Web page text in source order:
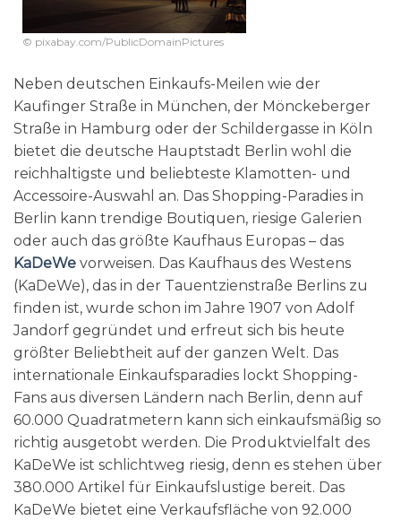
© pixabay.com/PublicDomainPictures
Neben deutschen Einkaufs-Meilen wie der
Kaufinger Straße in München, der Mönckeberger
Straße in Hamburg oder der Schildergasse in Köln
bietet die deutsche Hauptstadt Berlin wohl die
reichhaltigste und beliebteste Klamotten- und
Accessoire-Auswahl an. Das Shopping-Paradies in
Berlin kann trendige Boutiquen, riesige Galerien
oder auch das größte Kaufhaus Europas – das
KaDeWe vorweisen. Das Kaufhaus des Westens
(KaDeWe), das in der Tauentzienstraße Berlins zu
finden ist, wurde schon im Jahre 1907 von Adolf
Jandorf gegründet und erfreut sich bis heute
größter Beliebtheit auf der ganzen Welt. Das
internationale Einkaufsparadies lockt Shopping-
Fans aus diversen Ländern nach Berlin, denn auf
60.000 Quadratmetern kann sich einkaufsmäßig so
richtig ausgetobt werden. Die Produktvielfalt des
KaDeWe ist schlichtweg riesig, denn es stehen über
380.000 Artikel für Einkaufslustige bereit. Das
KaDeWe bietet eine Verkaufsfläche von 92.000